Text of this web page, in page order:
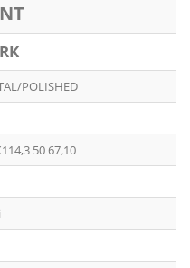
POLISHED
50 67,10